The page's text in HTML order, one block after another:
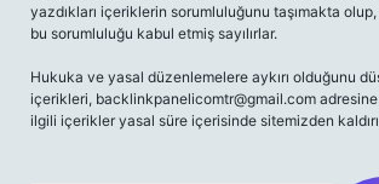
yazdıkları içeriklerin sorumluluğunu taşımakta
bu sorumluluğu kabul etmiş sayılırlar.
Hukuka ve yasal düzenlemelere aykırı olduğunu
içerikleri, backlinkpanelicomtr@gmail.com
ilgili içerikler yasal süre içerisinde sitemizden